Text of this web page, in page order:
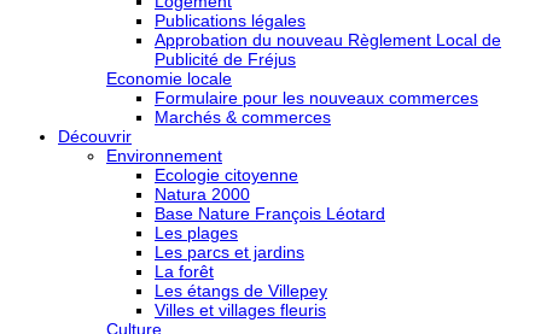
Publications légales
Approbation du nouveau Règlement Local de
Publicité de Fréjus
Economie locale
Formulaire pour les nouveaux commerces
Marchés & commerces
Découvrir
Environnement
Ecologie citoyenne
Natura 2000
Base Nature François Léotard
Les plages
Les parcs et jardins
La forêt
Les étangs de Villepey
Villes et villages fleuris
Culture